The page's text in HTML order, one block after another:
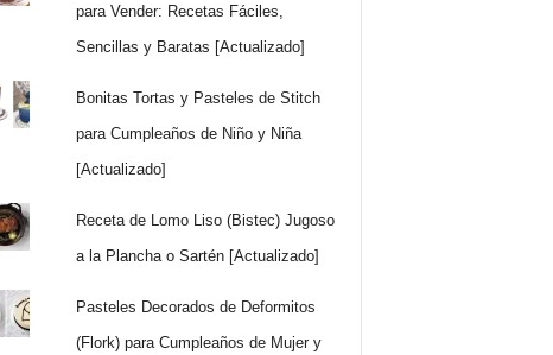
para Vender: Recetas Fáciles,
Sencillas y Baratas [Actualizado]
Bonitas Tortas y Pasteles de Stitch
para Cumpleaños de Niño y Niña
[Actualizado]
Receta de Lomo Liso (Bistec) Jugoso
a la Plancha o Sartén [Actualizado]
Pasteles Decorados de Deformitos
(Flork) para Cumpleaños de Mujer y